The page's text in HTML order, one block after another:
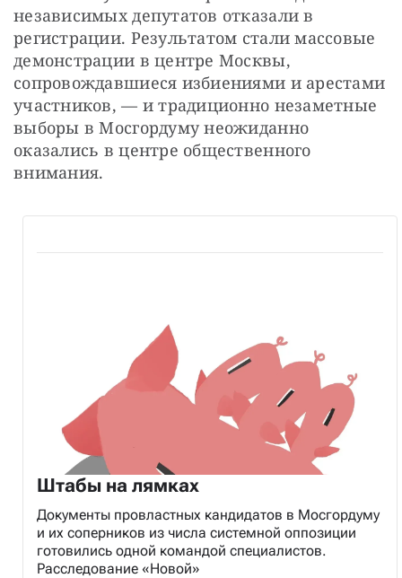
независимых депутатов отказали в
регистрации. Результатом стали массовые
демонстрации в центре Москвы,
сопровождавшиеся избиениями и арестами
участников, — и традиционно незаметные
выборы в Мосгордуму неожиданно
оказались в центре общественного
внимания.
Штабы на лямках
Документы провластных кандидатов в Мосгордуму
и их соперников из числа системной оппозиции
готовились одной командой специалистов.
Расследование «Новой»